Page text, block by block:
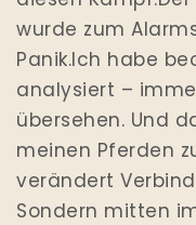
wurde zum
Panik.Ich habe
analysiert –
übersehen. Und
meinen Pferden
verändert
Sondern mitten